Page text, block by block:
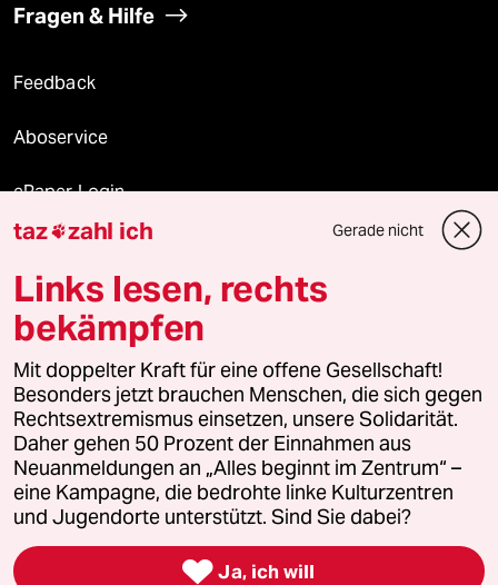
Fragen & Hilfe
Feedback
Aboservice
ePaper Login
Downloads für Abonnierende
© 2026 taz Verlags und Vertriebs GmbH
Alle Rechte vorbehalten. Bei rechtlichen Fragen oder für Genehmigungen
wenden Sie sich bitte an
lizenzen@taz.de
Feedback Redaktionsstatut Kommune-Richtlinien
Leitlinie Informant Datenschutz Impressum AGB
Seitenwende Einwilligungen widerrufen (Ads)
taz zahl ich Gerade nicht
Links lesen, rechts
bekämpfen
Mit doppelter Kraft für eine offene Gesellschaft!
Besonders jetzt brauchen Menschen, die sich gegen
Rechtsextremismus einsetzen, unsere Solidarität.
Daher gehen 50 Prozent der Einnahmen aus
Neuanmeldungen an „Alles beginnt im Zentrum“ –
eine Kampagne, die bedrohte linke Kulturzentren
und Jugendorte unterstützt. Sind Sie dabei?
 Ja, ich will